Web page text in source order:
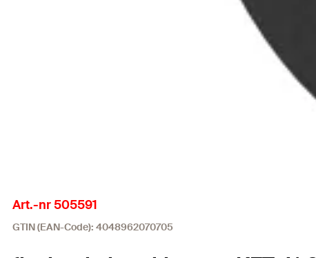
Art.-nr 505591
GTIN (EAN-Code): 4048962070705